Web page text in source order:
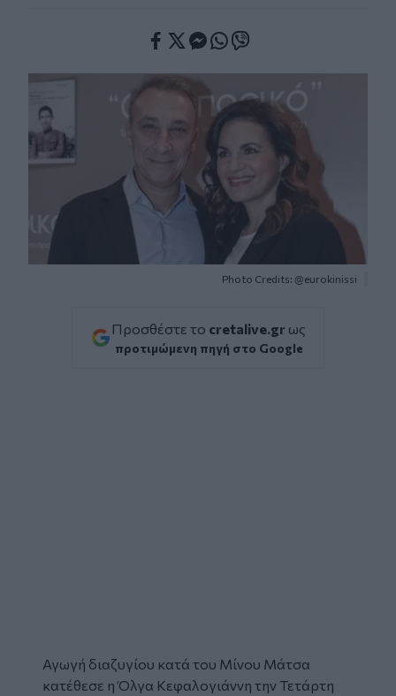
Photo Credits: @eurokinissi
Προσθέστε το cretalive.gr ως
προτιμώμενη πηγή στο Google
Αγωγή διαζυγίου κατά του Μίνου Μάτσα
κατέθεσε ηΌλγα Κεφαλογιάννη την Τετάρτη